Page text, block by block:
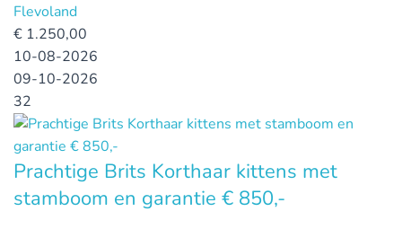
Flevoland
€ 1.250,00
10-08-2026
09-10-2026
32
Prachtige Brits Korthaar kittens met
stamboom en garantie € 850,-